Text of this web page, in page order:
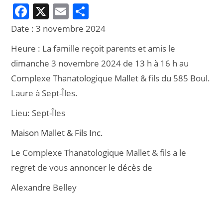
F
a
c
e
b
o
o
k
X E
m
ai
l
ar
ta
g
er
Date :3 novembre 2024
Heure : La famille reçoit parents et amis le
dimanche 3 novembre 2024 de 13 h à 16 h au
Complexe Thanatologique Mallet & fils du 585 Boul.
Laure à Sept-Îles.
Lieu: Sept-Îles
Maison Mallet & Fils Inc.
Le Complexe Thanatologique Mallet & fils a le
regret de vous annoncer le décès de
Alexandre Belley